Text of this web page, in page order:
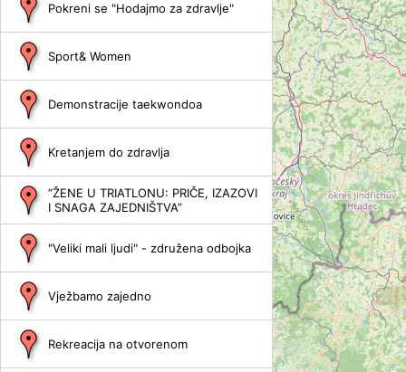
Pokreni se "Hodajmo za zdravlje"
Sport& Women
Demonstracije taekwondoa
Kretanjem do zdravlja
“ŽENE U TRIATLONU: PRIČE, IZAZOVI
I SNAGA ZAJEDNIŠTVA”
"Veliki mali ljudi" - združena odbojka
Vježbamo zajedno
Rekreacija na otvorenom